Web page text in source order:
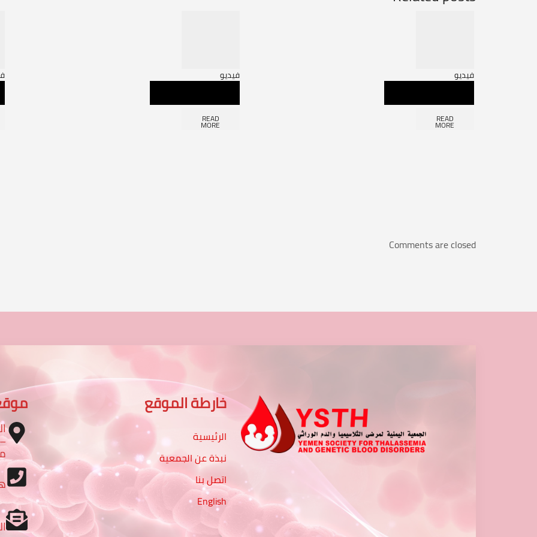
فيديو
READ
MORE
فيديو
READ
MORE
Comments are closed
خارطة الموقع
الرئيسية
نبذة عن الجمعية
اتصل بنا
English